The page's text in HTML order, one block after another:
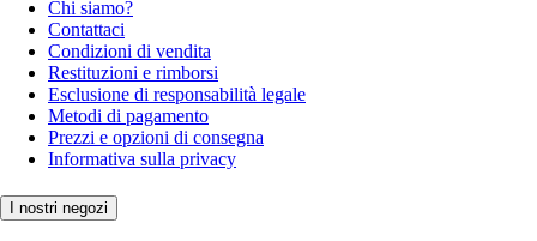
Chi siamo?
Contattaci
Condizioni di vendita
Restituzioni e rimborsi
Esclusione di responsabilità legale
Metodi di pagamento
Prezzi e opzioni di consegna
Informativa sulla privacy
I nostri negozi